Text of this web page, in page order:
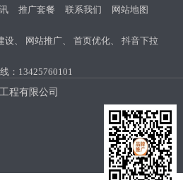
推广套餐 联系我们
网站地图
设、 网站推广、首页优化、抖音下拉
：13425760101
程有限公司